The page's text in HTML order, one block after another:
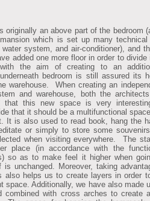
originally an above part of the bedroom
which is set up many technical
system, and air-conditioner), and
added one more floor in order to divide
the aim of creating to an
bedroom is still assured its
warehouse. When creating an
and warehouse, both the
that this new space is very
that it should be a multifunctional
It is also used to read book, hang the
or simply to store some
when visiting everywhere. The
place (in accordance with the
so as to make feel it higher when
is unchanged. Moreover, taking
also helps us to create layers in order
space. Additionally, we have also made
combined with cross arches to create